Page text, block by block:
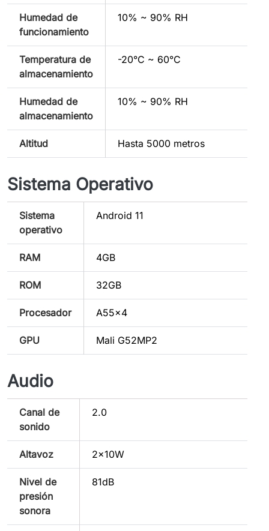
Humedad de
funcionamiento
10% ~ 90% RH
Temperatura de
almacenamiento
-20°C ~ 60°C
Humedad de
almacenamiento
10% ~ 90% RH
Altitud Hasta 5000 metros
Sistema Operativo
Sistema
operativo
Android 11
RAM 4GB
ROM 32GB
Procesador A55x4
GPU Mali G52MP2
Audio
Canal de
sonido
2.0
Altavoz 2x10W
Nivel de
presión
sonora
81dB